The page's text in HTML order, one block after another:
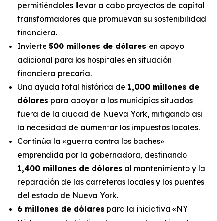
permitiéndoles llevar a cabo proyectos de capital
transformadores que promuevan su sostenibilidad
financiera.
Invierte 500 millones de dólares en apoyo
adicional para los hospitales en situación
financiera precaria.
Una ayuda total histórica de 1,000 millones de
dólares para apoyar a los municipios situados
fuera de la ciudad de Nueva York, mitigando así
la necesidad de aumentar los impuestos locales.
Continúa la «guerra contra los baches»
emprendida por la gobernadora, destinando
1,400 millones de dólares al mantenimiento y la
reparación de las carreteras locales y los puentes
del estado de Nueva York.
6 millones de dólares para la iniciativa «NY